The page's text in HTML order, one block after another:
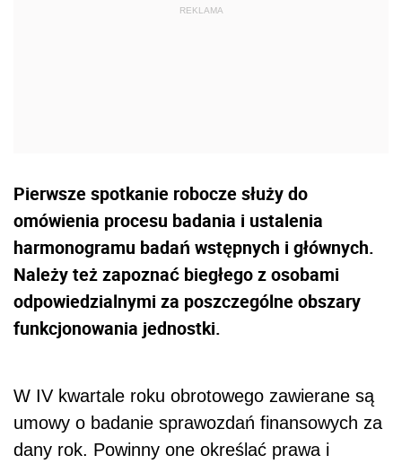
Pierwsze spotkanie robocze służy do
omówienia procesu badania i ustalenia
harmonogramu badań wstępnych i głównych.
Należy też zapoznać biegłego z osobami
odpowiedzialnymi za poszczególne obszary
funkcjonowania jednostki.
W IV kwartale roku obrotowego zawierane są
umowy o badanie sprawozdań finansowych za
dany rok. Powinny one określać prawa i